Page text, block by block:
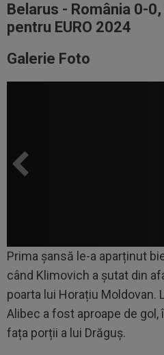
Belarus - România 0-
pentru EURO 2024
Galerie Foto
Prima șansă le-a aparținut
când Klimovich a șutat din
poarta lui Horațiu Moldovan.
Alibec a fost aproape de gol,
fața porții a lui Drăguș.